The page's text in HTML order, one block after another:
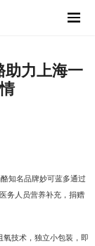
力上海一
知名品牌妙可蓝多通过
务人员营养补充，捐赠
技术，独立小包装，即